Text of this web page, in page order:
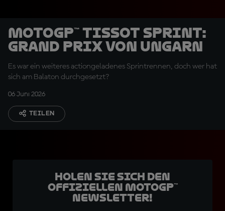
MotoGP™ Tissot Sprint:
Grand Prix von Ungarn
Es war ein weiteres actiongeladenes Sprintrennen, doch wer hat
sich am Balaton durchgesetzt?
06 Juni 2026
TEILEN
Holen Sie sich den
offiziellen MotoGP™
Newsletter!